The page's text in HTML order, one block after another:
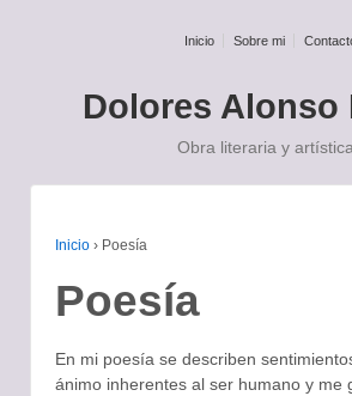
Inicio Sobre mi
Dolores Alonso
Obra literaria y artística.
Inicio › Poesía
Poesía
En mi poesía se describen
ánimo inherentes al ser humano y me